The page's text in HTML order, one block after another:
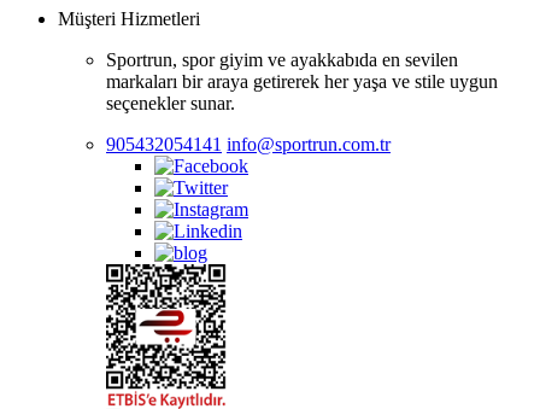
Müşteri Hizmetleri
Sportrun, spor giyim ve ayakkabıda en sevilen
markaları bir araya getirerek her yaşa ve stile uygun
seçenekler sunar.
905432054141 info@sportrun.com.tr